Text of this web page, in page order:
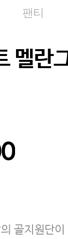
팬티
멜란
(8.1~31)
골지원단